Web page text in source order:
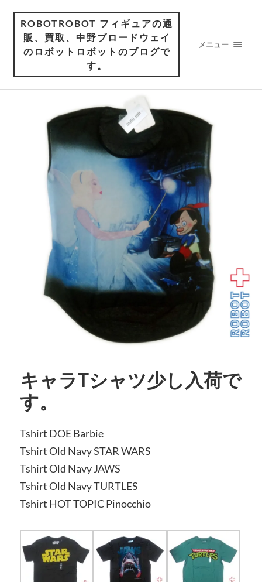
ROBOTROBOT フィギュアの通
販、買取、中野ブロードウェイ
のロボットロボットのブログで
す。
メニュー
キャラTシャツ少し入荷で
す。
Tshirt DOE Barbie
Tshirt Old Navy STAR WARS
Tshirt Old Navy JAWS
Tshirt Old Navy TURTLES
Tshirt HOT TOPIC Pinocchio